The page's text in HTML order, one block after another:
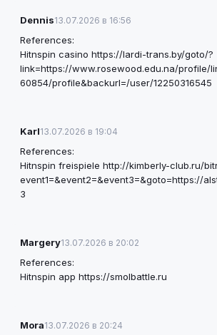
Dennis13.07.2026 в 16:56
References:
Hitnspin casino https://lardi-trans.by/goto/?
link=https://www.rosewood.edu.na/profile/
60854/profile&backurl=/user/12250316545
Karl13.07.2026 в 19:04
References:
Hitnspin freispiele http://kimberly-club.ru/
event1=&event2=&event3=&goto=https://
3
Margery13.07.2026 в 20:02
References:
Hitnspin app https://smolbattle.ru
Mora13.07.2026 в 20:24